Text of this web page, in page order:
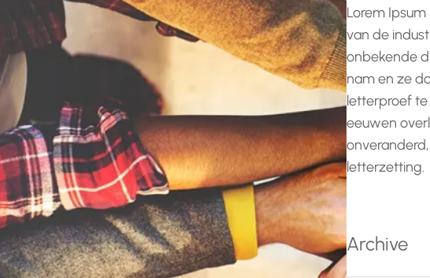
Lorem
van de
onbekende
nam en ze
letterproef te
eeuwen
letterzetting.
Archive